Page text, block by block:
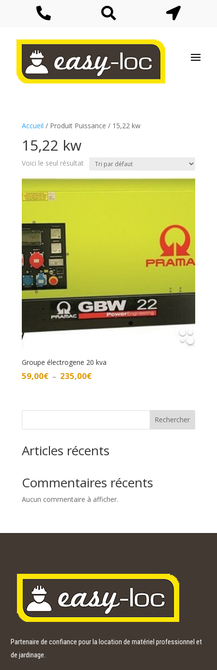
  
Accueil / Produit Puissance / 15,22 kw
15,22 kw
Voici le seul résultat
Groupe électrogene 20 kva
59,00€ – 235,00€Plage
59,00€
235,00€
Rechercher
Articles récents
Commentaires récents
Aucun commentaire à afficher.
Partenaire de confiance pour la location de matériel professionnel et
de jardinage.